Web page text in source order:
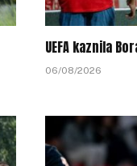
UEFA kaznila
06/08/2026